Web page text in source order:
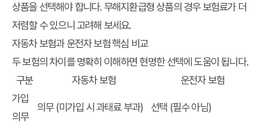
상품을 선택해야 합니다. 무해지환급형 상품의 경우 보험료가 더
저렴할 수 있으니 고려해 보세요.
자동차 보험과 운전자 보험 핵심 비교
두 보험의 차이를 명확히 이해하면 현명한 선택에 도움이 됩니다.
구분
자동차 보험
운전자 보험
가입
의무
의무 (미가입 시 과태료 부과) 선택 (필수 아님)